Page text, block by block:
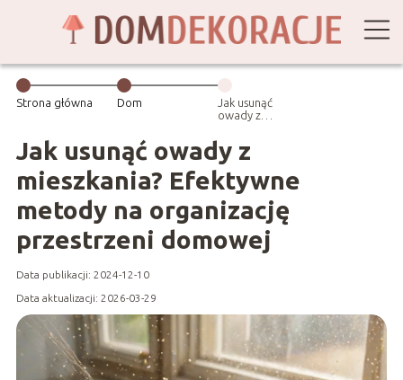
Strona główna Dom
Jak usunąć
owady z
metody na
organizację
przestrzeni
domowej
Jak usunąć owady z
mieszkania? Efektywne
metody na organizację
przestrzeni domowej
Data publikacji: 2024-12-10
Data aktualizacji: 2026-03-29